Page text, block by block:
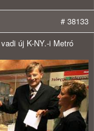
# 38133
új K-NY.-i Metró